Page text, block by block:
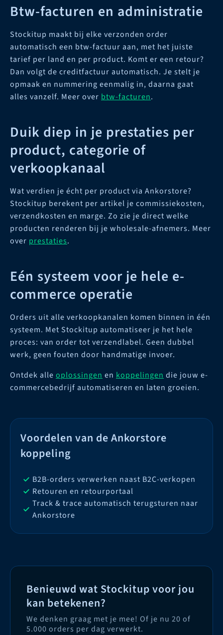
Btw-facturen en administratie
Stockitup maakt bij elke verzonden order
automatisch een btw-factuur aan, met het juiste
tarief per land en per product. Komt er een retour?
Dan volgt de creditfactuur automatisch. Je stelt je
opmaak en nummering eenmalig in, daarna gaat
alles vanzelf. Meer over btw-facturen.
Duik diep in je prestaties per
product, categorie of
verkoopkanaal
Wat verdien je écht per product via Ankorstore?
Stockitup berekent per artikel je commissiekosten,
verzendkosten en marge. Zo zie je direct welke
producten renderen bij je wholesale-afnemers. Meer
over prestaties.
Eén systeem voor je hele e-
commerce operatie
Orders uit alle verkoopkanalen komen binnen in één
systeem. Met Stockitup automatiseer je het hele
proces: van order tot verzendlabel. Geen dubbel
werk, geen fouten door handmatige invoer.
Ontdek alle oplossingen en koppelingen die jouw e-
commercebedrijf automatiseren en laten groeien.
Voordelen van de Ankorstore
koppeling
B2B-orders verwerken naast B2C-verkopen
Retouren en retourportaal
Track & trace automatisch terugsturen naar
Ankorstore
Benieuwd wat Stockitup voor jou
kan betekenen?
We denken graag met je mee! Of je nu 20 of
5.000 orders per dag verwerkt.